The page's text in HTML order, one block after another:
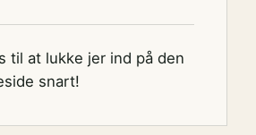
til at lukke jer ind på den
snart!